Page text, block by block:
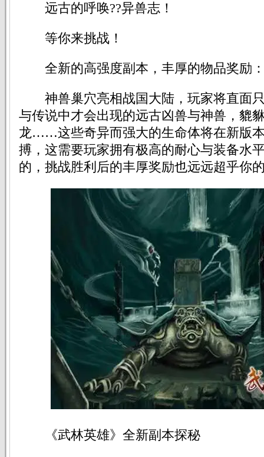
远古的呼唤??异兽志！
等你来挑战！
全新的高强度副本，丰厚的物品奖励
神兽巢穴亮相战国大陆，玩家将直面
与传说中才会出现的远古凶兽与神兽，貔
龙……这些奇异而强大的生命体将在新版
搏，这需要玩家拥有极高的耐心与装备水
的，挑战胜利后的丰厚奖励也远远超乎你
《武林英雄》全新副本探秘